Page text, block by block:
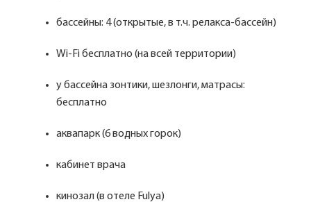
бассейны: 4 (открытые, в т.ч. релакса-бассейн)
Wi-Fi бесплатно (на всей территории)
у бассейна зонтики, шезлонги, матрасы:
бесплатно
аквапарк (6 водных горок)
кабинет врача
кинозал (в отеле Fulya)